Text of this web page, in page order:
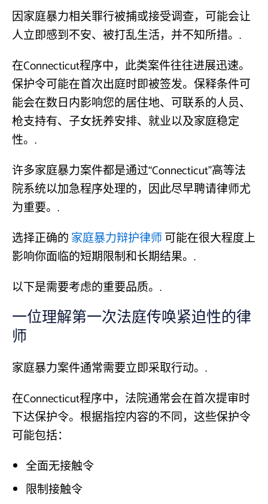
因家庭暴力相关罪行被捕或接受调查，可能会让
人立即感到不安、被打乱生活，并不知所措。.
在Connecticut程序中，此类案件往往进展迅速。
保护令可能在首次出庭时即被签发。保释条件可
能会在数日内影响您的居住地、可联系的人员、
枪支持有、子女抚养安排、就业以及家庭稳定
性。.
许多家庭暴力案件都是通过“Connecticut”高等法
院系统以加急程序处理的，因此尽早聘请律师尤
为重要。.
选择正确的家庭暴力辩护律师可能在很大程度上
影响你面临的短期限制和长期结果。.
以下是需要考虑的重要品质。.
一位理解第一次法庭传唤紧迫性的律
师
家庭暴力案件通常需要立即采取行动。.
在Connecticut程序中，法院通常会在首次提审时
下达保护令。根据指控内容的不同，这些保护令
可能包括：
全面无接触令
限制接触令